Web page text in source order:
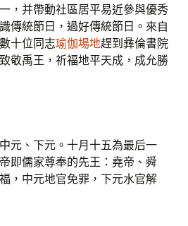
，并帶動社區居平易近參與優秀
傳統節日，過好傳統節日。來自
十位同志瑜伽場地趕到彝倫書院
敬禹王，祈福地平天成，成允勝
元、下元。十月十五為最后一
即儒家尊奉的先王：堯帝、舜
，中元地官免罪，下元水官解